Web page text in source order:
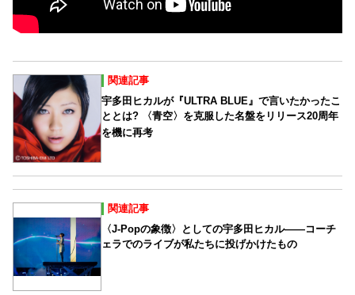
関連記事
宇多田ヒカルが『ULTRA BLUE』で言いたかったこ
ととは? 〈青空〉を克服した名盤をリリース20周年
を機に再考
関連記事
〈J-Popの象徴〉としての宇多田ヒカル――コーチ
ェラでのライブが私たちに投げかけたもの